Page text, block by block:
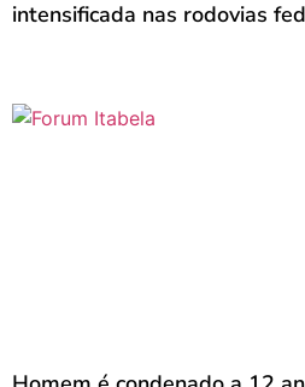
intensificada nas rodovias